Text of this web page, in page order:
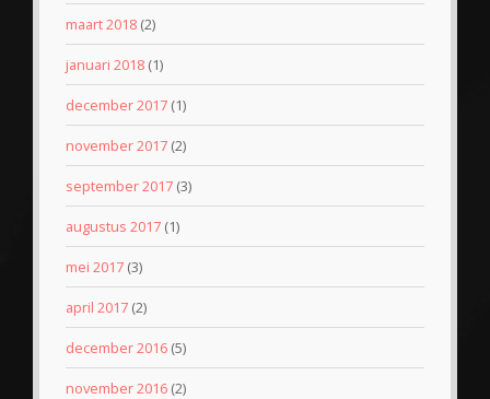
maart 2018 (2)
januari 2018 (1)
december 2017 (1)
november 2017 (2)
september 2017 (3)
augustus 2017 (1)
mei 2017 (3)
april 2017 (2)
december 2016 (5)
november 2016 (2)